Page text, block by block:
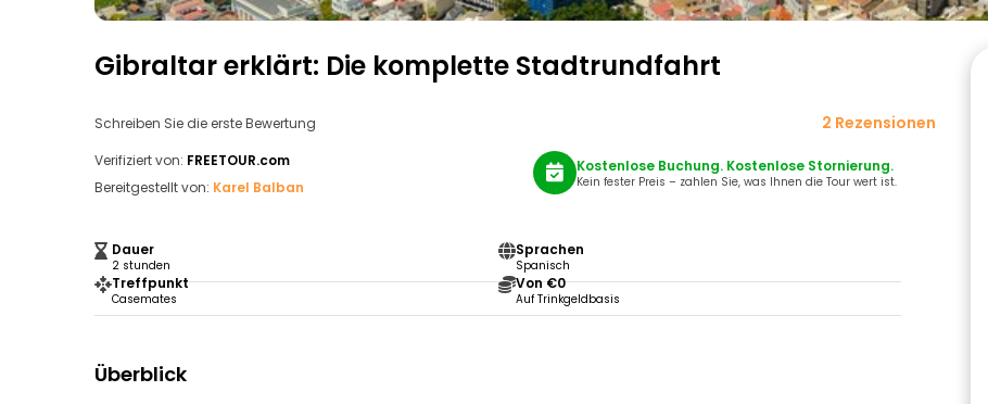
Gibraltar erklärt: Die komplette Stadtrundfahrt
Schreiben Sie die erste Bewertung 2 Rezensionen
Verifiziert von: FREETOUR.com
Bereitgestellt von: Karel Balban
Dauer
2 stunden
Sprachen
Spanisch
Treffpunkt
Casemates
Von €0
Auf Trinkgeldbasis
Kostenlose Buchung. Kostenlose Stornierung.
Kein fester Preis – zahlen Sie, was Ihnen die Tour wert ist.
Überblick